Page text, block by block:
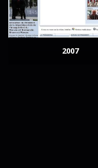
2007